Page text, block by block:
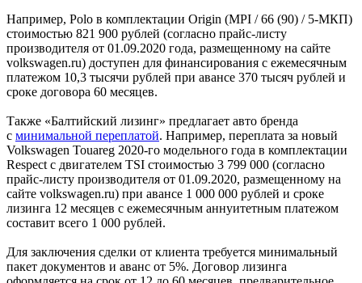
Например, Polo в комплектации Origin (MPI / 66 (90) / 5-МКП)
стоимостью 821 900 рублей (согласно прайс-листу
производителя от 01.09.2020 года, размещенному на сайте
volkswagen.ru) доступен для финансирования с ежемесячным
платежом 10,3 тысячи рублей при авансе 370 тысяч рублей и
сроке договора 60 месяцев.
Также «Балтийский лизинг» предлагает авто бренда
с минимальной переплатой. Например, переплата за новый
Volkswagen Touareg 2020-го модельного года в комплектации
Respect с двигателем TSI стоимостью 3 799 000 (согласно
прайс-листу производителя от 01.09.2020, размещенному на
сайте volkswagen.ru) при авансе 1 000 000 рублей и сроке
лизинга 12 месяцев с ежемесячным аннуитетным платежом
составит всего 1 000 рублей.
Для заключения сделки от клиента требуется минимальный
пакет документов и аванс от 5%. Договор лизинга